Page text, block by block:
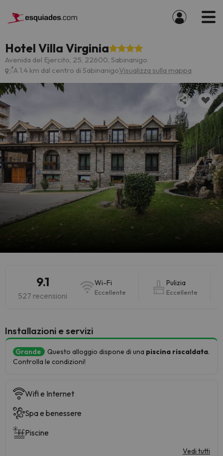
Hotel Villa Virginia
Avenida del Ejercito, 25, 22600, Sabinanigo
A 1.4 km dal centro di SabinanigoVisualizza sulla mappa
9.1
527 recensioni
Wi-Fi
Eccellente
Pulizia
Eccellente
Installazioni e servizi
Grande Questo alloggio dispone di una piscina riscaldata.
Controlla le condizioni!
Wifi e Internet
Spa e benessere
Piscine
Vedi tutti